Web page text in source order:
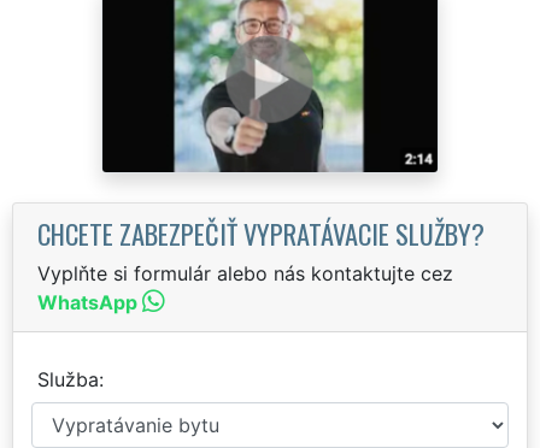
CHCETE ZABEZPEČIŤ VYPRATÁVACIE SLUŽBY?
Vyplňte si formulár alebo nás kontaktujte cez
WhatsApp
Služba